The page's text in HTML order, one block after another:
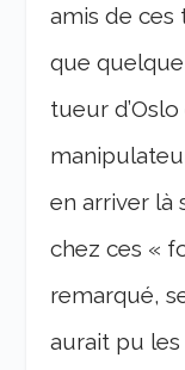
amis de ces
que
tueur
en arriver là
chez ces «
remarqué,
aurait pu